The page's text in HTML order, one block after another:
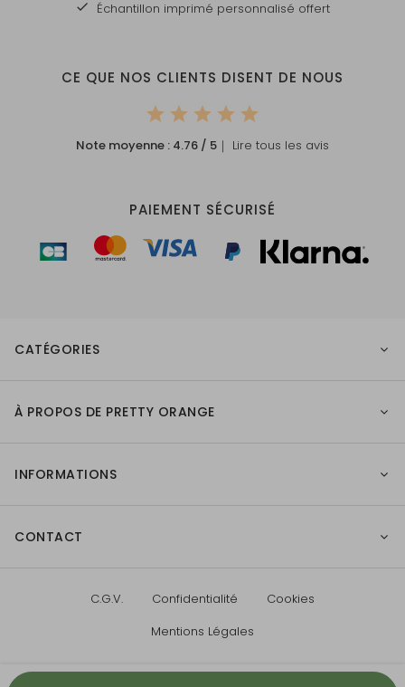
Échantillon imprimé personnalisé offert
CE QUE NOS CLIENTS DISENT DE NOUS
Note moyenne : 4.76 / 5 ｜ Lire tous les avis
PAIEMENT SÉCURISÉ
CATÉGORIES
À PROPOS DE PRETTY ORANGE
INFORMATIONS
CONTACT
C.G.V. Confidentialité
Cookies
Mentions Légales